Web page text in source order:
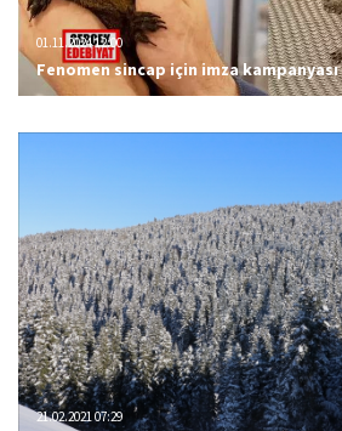
01.11.2024 12:00
Fenomen sincap için imza kampanyası
21.02.2021 07:29